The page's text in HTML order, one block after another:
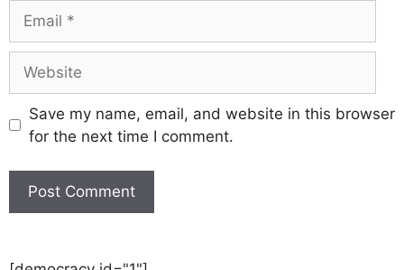
Save my name, email, and website in this browser
for the next time I comment.